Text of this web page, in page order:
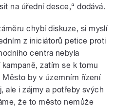
na úřední desce,“ dodává.
chybí diskuze, si myslí
z iniciátorů petice proti
centra nebyla
zatím se k tomu
by v územním řízení
ale i zájmy a potřeby svých
že to město nemůže